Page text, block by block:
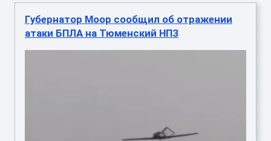
Губернатор Моор сообщил об отражении
атаки БПЛА на Тюменский НПЗ